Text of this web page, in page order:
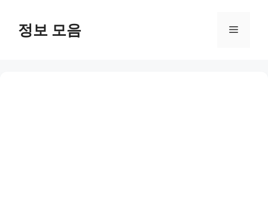
content정보 모음 Menu